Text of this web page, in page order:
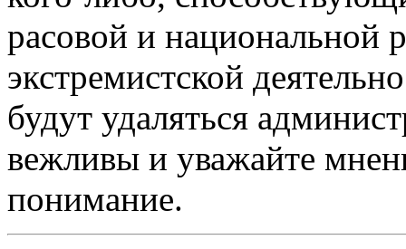
расовой и национальной
экстремистской
будут удаляться
вежливы и уважайте
понимание.